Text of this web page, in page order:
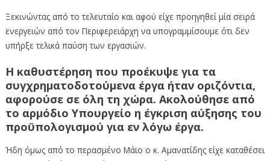
Ξεκινώντας από το τελευταίο και αφού είχε προηγηθεί μία σειρά
ενεργειών από τον Περιφερειάρχη να υπογραμμίσουμε ότι δεν
υπήρξε τελικά παύση των εργασιών.
Η καθυστέρηση που προέκυψε για τα
συγχρηματοδοτούμενα έργα ήταν οριζόντια,
αφορούσε σε όλη τη χώρα. Ακολούθησε από
το αρμόδιο Υπουργείο η έγκριση αύξησης του
προϋπολογισμού για εν λόγω έργα.
Ήδη όμως από το περασμένο Μάϊο ο κ. Αμανατίδης είχε καταθέσει